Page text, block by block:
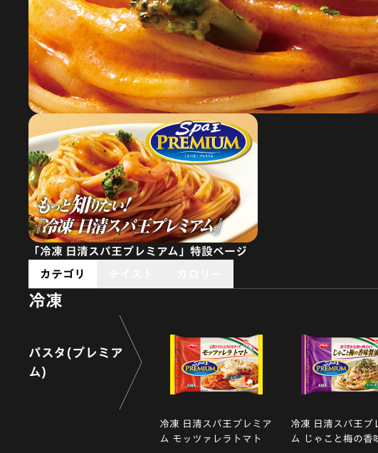
「冷凍 日清スパ王プレミアム」特設ページ
カテゴリ
冷凍
パスタ(プレミア
ム)
冷凍 日清スパ王プレミア
ム モッツァレラトマト
冷凍 日清スパ王プ
ム じゃこと梅の香